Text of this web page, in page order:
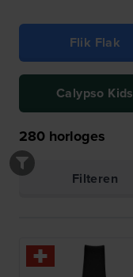
Flik Flak
Calypso Kids
280 horloges
Filteren